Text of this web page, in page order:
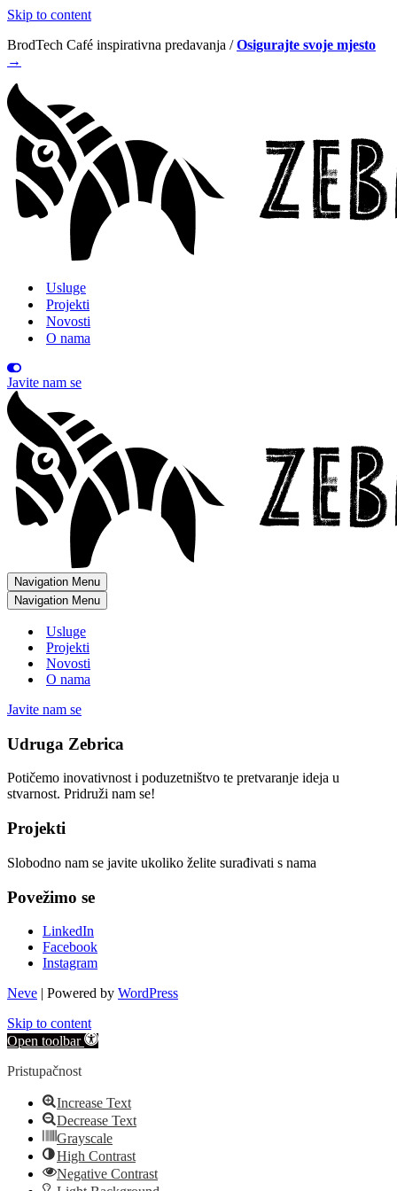
Skip to content
BrodTech Café inspirativna predavanja /Osigurajte svoje mjesto
→
Usluge
Projekti
Novosti
O nama
Javite nam se
Navigation Menu
Navigation Menu
Usluge
Projekti
Novosti
O nama
Javite nam se
Udruga Zebrica
Potičemo inovativnost i poduzetništvo te pretvaranje ideja u
stvarnost. Pridruži nam se!
Projekti
Slobodno nam se javite ukoliko želite surađivati s nama
Povežimo se
LinkedIn
Facebook
Instagram
Neve | Powered by WordPress
Skip to content
Open toolbar
Pristupačnost
Increase Text
Decrease Text
Grayscale
High Contrast
Negative Contrast